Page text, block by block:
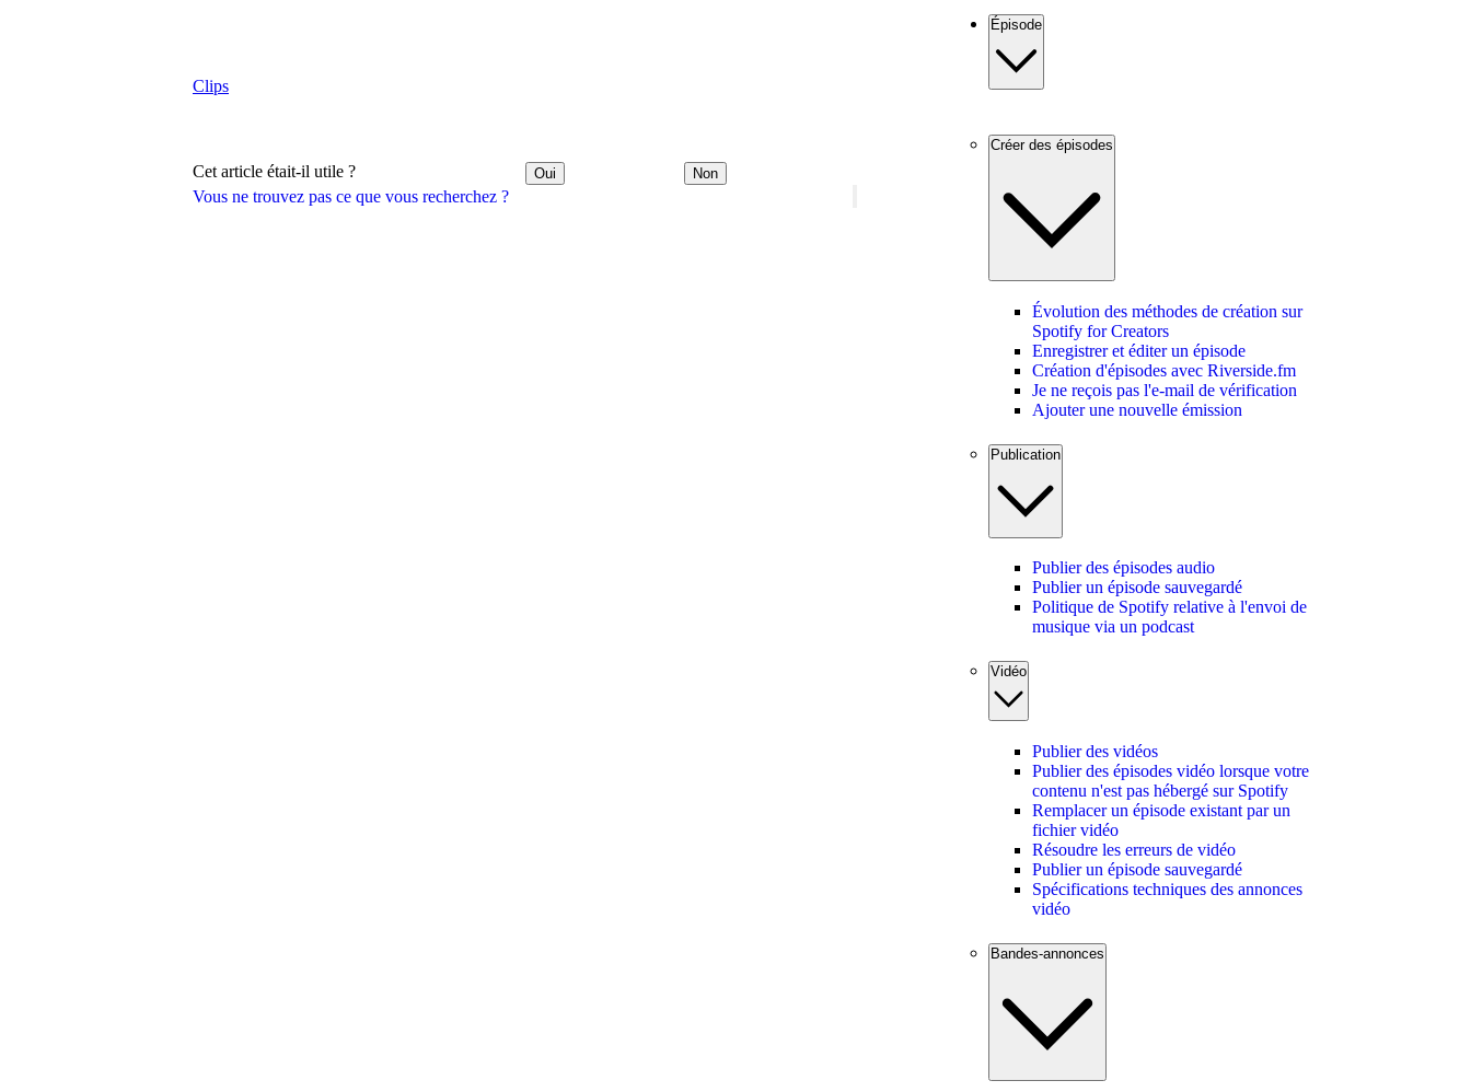
Vous ne trouvez pas ce que vous recherchez ?
Clips
Cet article était-il utile ? Oui Non
Épisode
Créer des épisodes
Évolution des méthodes de création sur
Spotify for Creators
Enregistrer et éditer un épisode
Création d'épisodes avec Riverside.fm
Je ne reçois pas l'e-mail de vérification
Ajouter une nouvelle émission
Publication
Publier des épisodes audio
Publier un épisode sauvegardé
Politique de Spotify relative à l'envoi de
musique via un podcast
Vidéo
Publier des vidéos
Publier des épisodes vidéo lorsque votre
contenu n'est pas hébergé sur Spotify
Remplacer un épisode existant par un
fichier vidéo
Résoudre les erreurs de vidéo
Publier un épisode sauvegardé
Spécifications techniques des annonces
vidéo
Bandes-annonces